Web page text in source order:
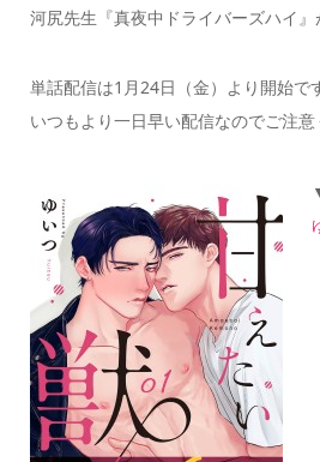
河尻先生『真夜中ドライバーズハイ
単話配信は1月24日（金）より開始
いつもより一日早い配信なのでご注意